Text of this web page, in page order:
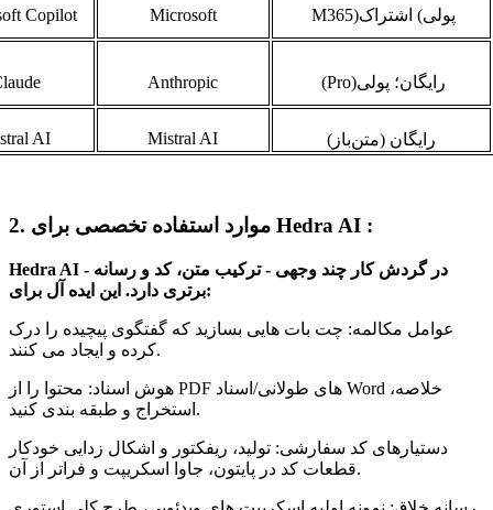
Copilot Microsoft پولی( اشتراکM365)
Anthropic رایگان؛ پولی(Pro)
AI Mistral AI رایگان (متن‌باز)
2. موارد استفاده تخصصی برای Hedra AI :
Hedra AI در گردش کار چند وجهی - ترکیب متن، کد و رسانه -
برتری دارد. این ایده آل برای:
عوامل مکالمه: چت بات هایی بسازید که گفتگوی پیچیده را درک
کرده و ایجاد می کنند.
هوش اسناد: محتوا را از PDF های طولانی/اسناد Word خلاصه،
استخراج و طبقه بندی کنید.
دستیارهای کد سفارشی: تولید، ریفکتور و اشکال زدایی خودکار
قطعات کد در پایتون، جاوا اسکریپت و فراتر از آن.